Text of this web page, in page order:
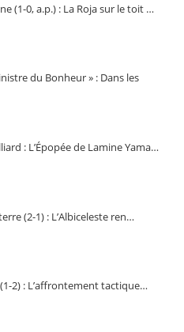
(1-0, a.p.) : La Roja sur le toit …
du Bonheur » : Dans les
: L’Épopée de Lamine Yama…
(2-1) : L’Albiceleste ren…
2) : L’affrontement tactique…